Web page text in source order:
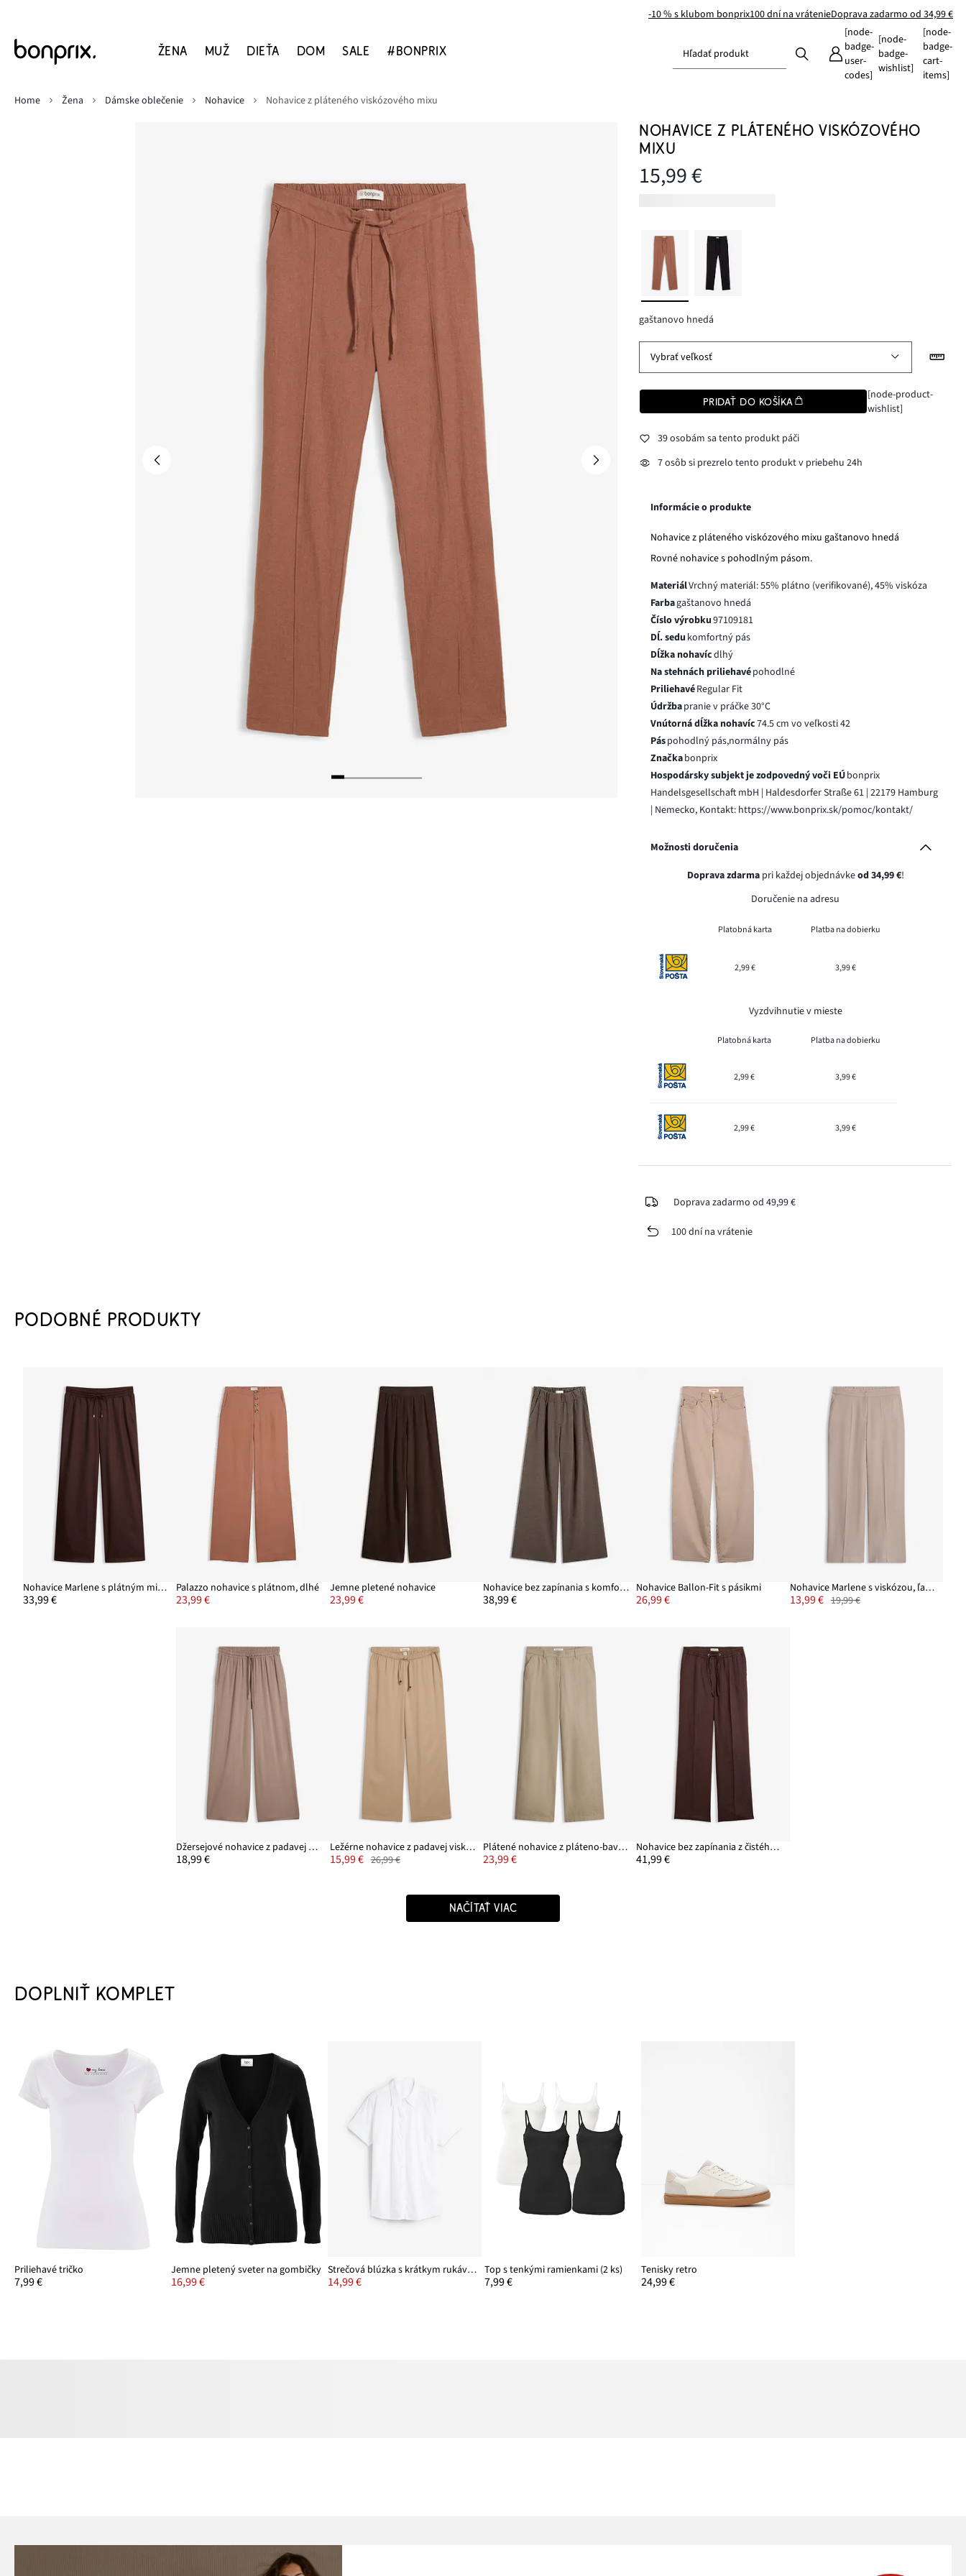
-10 % s klubom bonprix100 dní na vrátenieDoprava zadarmo od 34,99 €
ŽENA MUŽ DIEŤA DOM SALE #BONPRIX Hľadať produkt
[node-
badge-
user-
codes]
[node-
badge-
wishlist]
[node-
badge-
cart-
items]
Home
Žena Dámske oblečenie Nohavice Nohavice z pláteného viskózového mixu
NOHAVICE Z PLÁTENÉHO VISKÓZOVÉHO
MIXU
15,99 €
gaštanovo hnedá
Vybrať veľkosť
PRIDAŤ DO KOŠÍKA
[node-product-
wishlist]
39 osobám sa tento produkt páči
7 osôb si prezrelo tento produkt v priebehu 24h
Informácie o produkte
Nohavice z pláteného viskózového mixu gaštanovo hnedá
Rovné nohavice s pohodlným pásom.
MateriálVrchný materiál: 55% plátno (verifikované), 45% viskóza
Farbagaštanovo hnedá
Číslo výrobku97109181
Dĺ. sedu komfortný pás
Dĺžka nohavícdlhý
Na stehnách priliehavépohodlné
PriliehavéRegular Fit
Údržbapranie v práčke 30°C
Vnútorná dĺžka nohavíc74.5 cm vo veľkosti 42
Páspohodlný pás,normálny pás
Značkabonprix
Hospodársky subjekt je zodpovedný voči EÚbonprix
Handelsgesellschaft mbH | Haldesdorfer Straße 61 | 22179 Hamburg
| Nemecko, Kontakt: https://www.bonprix.sk/pomoc/kontakt/
Možnosti doručenia
Doprava zdarmapri každej objednávkeod 34,99 €!
Doručenie na adresu
Platobná karta Platba na dobierku
2,99 € 3,99 €
Vyzdvihnutie v mieste
Platobná karta Platba na dobierku
2,99 € 3,99 €
2,99 € 3,99 €
Doprava zadarmo od 49,99 €
100 dní na vrátenie
PODOBNÉ PRODUKTY
Nohavice Marlene s plátným mixom
33,99 €
Palazzo nohavice s plátnom, dlhé
23,99 €
Jemne pletené nohavice
23,99 €
Nohavice bez zapínania s komfortným pásom
38,99 €
Nohavice Ballon-Fit s pásikmi
26,99 €
Nohavice Marlene s viskózou, ľahké
13,99 € 19,99 €
Džersejové nohavice z padavej viskózy
18,99 €
Ležérne nohavice z padavej viskózy
15,99 € 26,99 €
Plátené nohavice z pláteno-bavlneného mixu
23,99 €
Nohavice bez zapínania z čistého plátna
41,99 €
NAČÍTAŤ VIAC
DOPLNIŤ KOMPLET
Priliehavé tričko
7,99 €
Jemne pletený sveter na gombičky
16,99 €
Strečová blúzka s krátkym rukávom z bavlneného mixu
14,99 €
Top s tenkými ramienkami (2 ks)
7,99 €
Tenisky retro
24,99 €